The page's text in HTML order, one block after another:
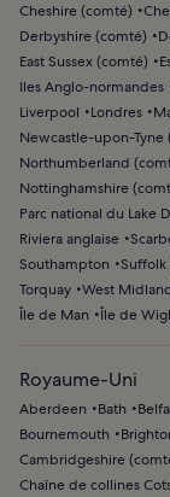
Cheshire (comté)
Derbyshire (comté)
East Sussex (comté)
Iles Anglo-normandes
Liverpool
Londres
Newcastle-upon-Tyne
Northumberland
Nottinghamshire
Parc national du Lake
Riviera anglaise
Southampton
Suffolk
Torquay West
Île de Man
Île de
Royaume-Uni
Aberdeen Bath
Bournemouth
Cambridgeshire
Chaîne de collines